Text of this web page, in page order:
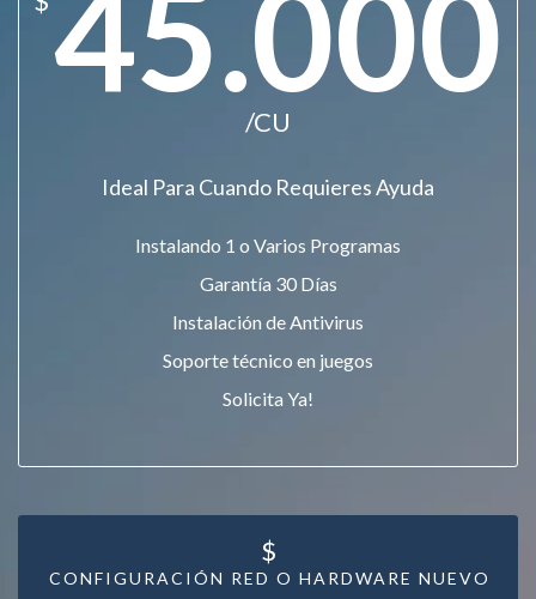
45.000
/CU
Ideal Para Cuando Requieres Ayuda
Instalando 1 o Varios Programas
Garantía 30 Días
Instalación de Antivirus
Soporte técnico en juegos
Solicita Ya!
CONFIGURACIÓN RED O HARDWARE NUEVO
$